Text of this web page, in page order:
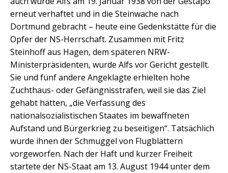
erneut verhaftet und in die Steinwache nach
Dortmund gebracht – heute eine Gedenkstätte für die
Opfer der NS-Herrschaft. Zusammen mit Fritz
Steinhoff aus Hagen, dem späteren NRW-
Ministerpräsidenten, wurde Alfs vor Gericht gestellt.
Sie und fünf andere Angeklagte erhielten hohe
Zuchthaus- oder Gefängnisstrafen, weil sie das Ziel
gehabt hätten, „die Verfassung des
nationalsozialistischen Staates im bewaffneten
Aufstand und Bürgerkrieg zu beseitigen“. Tatsächlich
wurde ihnen der Schmuggel von Flugblättern
vorgeworfen. Nach der Haft und kurzer Freiheit
startete der NS-Staat am 13. August 1944 unter dem